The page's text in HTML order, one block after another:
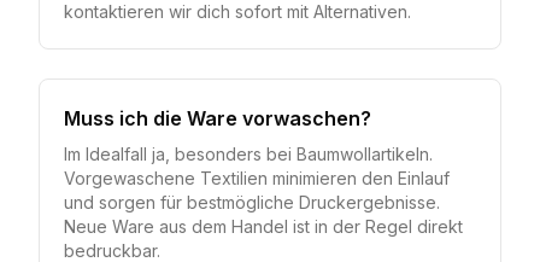
kontaktieren wir dich sofort mit Alternativen.
Muss ich die Ware vorwaschen?
Im Idealfall ja, besonders bei Baumwollartikeln.
Vorgewaschene Textilien minimieren den Einlauf
und sorgen für bestmögliche Druckergebnisse.
Neue Ware aus dem Handel ist in der Regel direkt
bedruckbar.